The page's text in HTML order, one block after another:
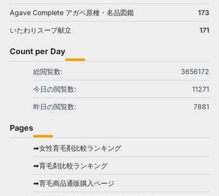
Agave Complete アガベ原種・名品図鑑 173
いたわりスープ献立 171
Count per Day
3656172
総閲覧数:
11271
今日の閲覧数:
7881
昨日の閲覧数:
Pages
➡女性育毛剤比較ランキング
➡育毛剤比較ランキング
➡育毛商品通販購入ページ